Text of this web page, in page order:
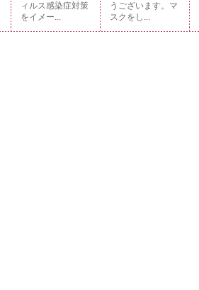
ィルス感染症対策
をイメー...
うございます。マ
スクをし...